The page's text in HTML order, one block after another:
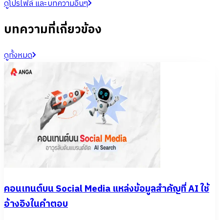
ดูโปรไฟล์ และบทความอื่นๆ
บทความที่เกี่ยวข้อง
ดูทั้งหมด
คอนเทนต์บน Social Media แหล่งข้อมูลสำคัญที่ AI ใช้
อ้างอิงในคำตอบ